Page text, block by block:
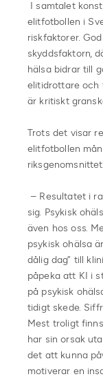
I samtalet
elitfotbollen i
riskfaktorer.
skyddsfaktorn,
hälsa bidrar till
elitidrottare och
är kritiskt
Trots det visar
elitfotbollen
riksgenomsnittet.
– Resultatet i
sig. Psykisk
även hos oss.
psykisk ohälsa
dålig dag” till
påpeka att KI i
på psykisk
tidigt skede.
Mest troligt
har sin orsak
det att kunna
motiverar en